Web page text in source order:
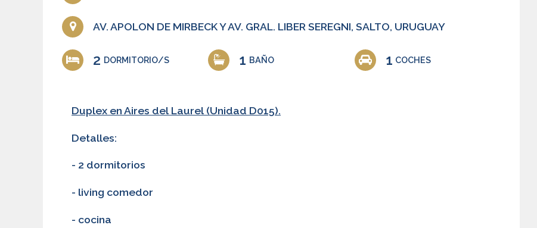
AV. APOLON DE MIRBECK Y AV. GRAL. LIBER SEREGNI, SALTO, URUGUAY
2 DORMITORIO/S 1 BAÑO 1 COCHES
Duplex en Aires del Laurel (Unidad D015).
Detalles:
- 2 dormitorios
- living comedor
- cocina